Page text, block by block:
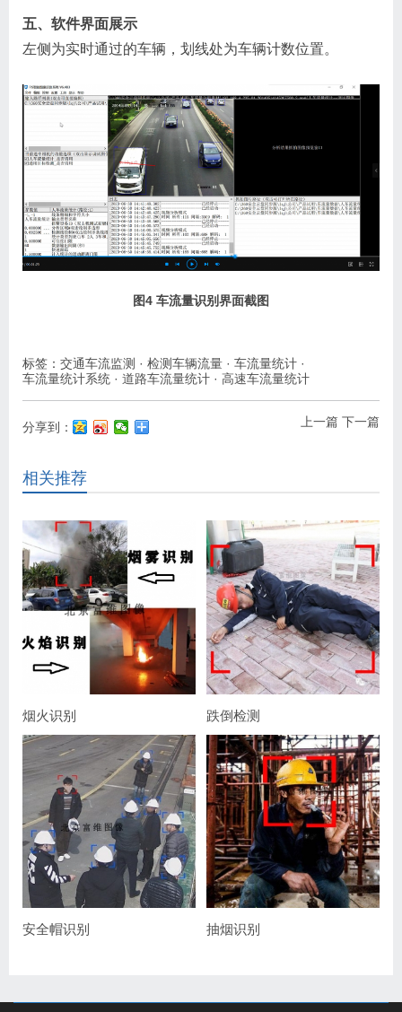
五、软件界面展示
左侧为实时通过的车辆，划线处为车辆计数位置。
图4 车流量识别界面截图
标签： 交通车流监测 · 检测车辆流量 · 车流量统计 ·
车流量统计系统 · 道路车流量统计 · 高速车流量统计
上一篇 下一篇
分享到：
相关推荐
烟火识别 跌倒检测
安全帽识别 抽烟识别